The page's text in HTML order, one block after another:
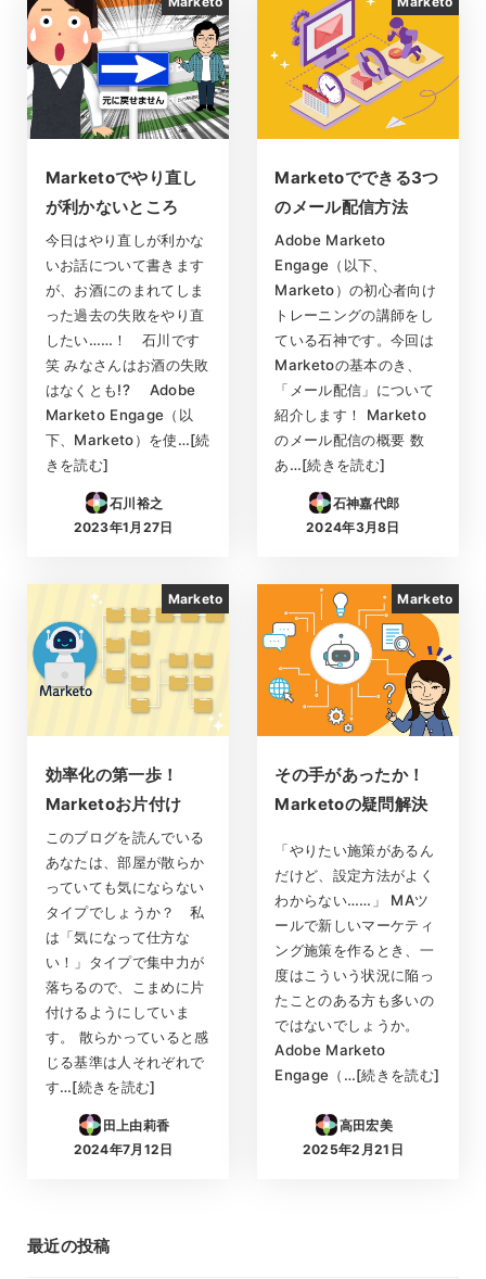
Marketoでやり直し
が利かないところ
今日はやり直しが利かな
いお話について書きます
が、お酒にのまれてしま
った過去の失敗をやり直
したい……！ 石川です
笑 みなさんはお酒の失敗
はなくとも!? Adobe
Marketo Engage（以
下、Marketo）を使…[続
きを読む]
石川裕之
投稿日
2023年1月27日
Marketoでできる3つ
のメール配信方法
Adobe Marketo
Engage（以下、
Marketo）の初心者向け
トレーニングの講師をし
ている石神です。今回は
Marketoの基本のき、
「メール配信」について
紹介します！ Marketo
のメール配信の概要 数
あ…[続きを読む]
石神嘉代郎
投稿日
2024年3月8日
Marketo
効率化の第一歩！
Marketoお片付け
このブログを読んでいる
あなたは、部屋が散らか
っていても気にならない
タイプでしょうか？ 私
は「気になって仕方な
い！」タイプで集中力が
落ちるので、こまめに片
付けるようにしていま
す。 散らかっていると感
じる基準は人それぞれで
す…[続きを読む]
田上由莉香
投稿日
2024年7月12日
Marketo
その手があったか！
Marketoの疑問解決
「やりたい施策があるん
だけど、設定方法がよく
わからない……」 MAツ
ールで新しいマーケティ
ング施策を作るとき、一
度はこういう状況に陥っ
たことのある方も多いの
ではないでしょうか。
Adobe Marketo
Engage（…[続きを読む]
高田宏美
投稿日
2025年2月21日
最近の投稿